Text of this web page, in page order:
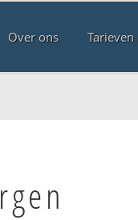
Over ons Tarieven